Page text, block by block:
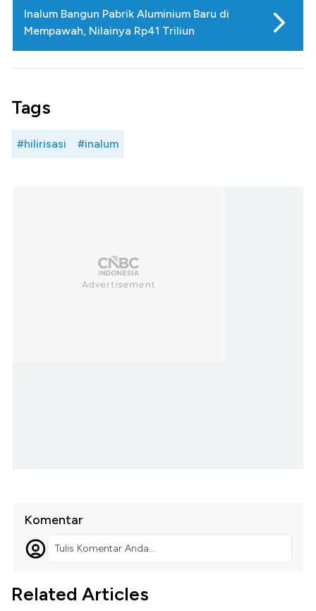
Inalum Bangun Pabrik Aluminium Baru di
Mempawah, Nilainya Rp41 Triliun
Tags
#hilirisasi #inalum
Komentar
Tulis Komentar Anda...
Related Articles